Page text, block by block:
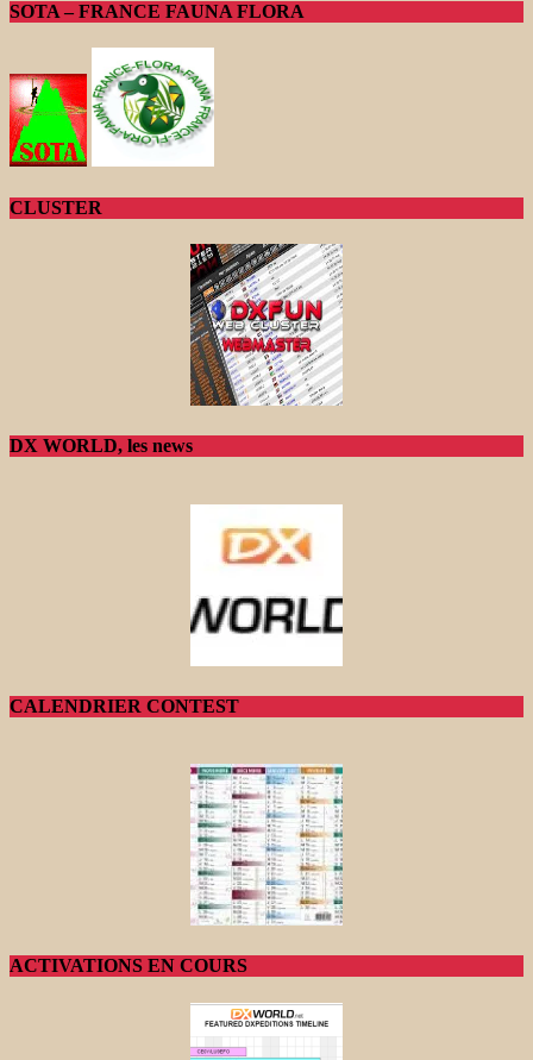
SOTA – FRANCE FAUNA FLORA
CLUSTER
DX WORLD, les news
CALENDRIER CONTEST
ACTIVATIONS EN COURS